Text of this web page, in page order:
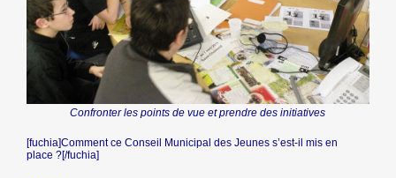
Confronter les points de vue et prendre des initiatives
[fuchia]Comment ce Conseil Municipal des Jeunes s’est-il mis en
place ?[/fuchia]